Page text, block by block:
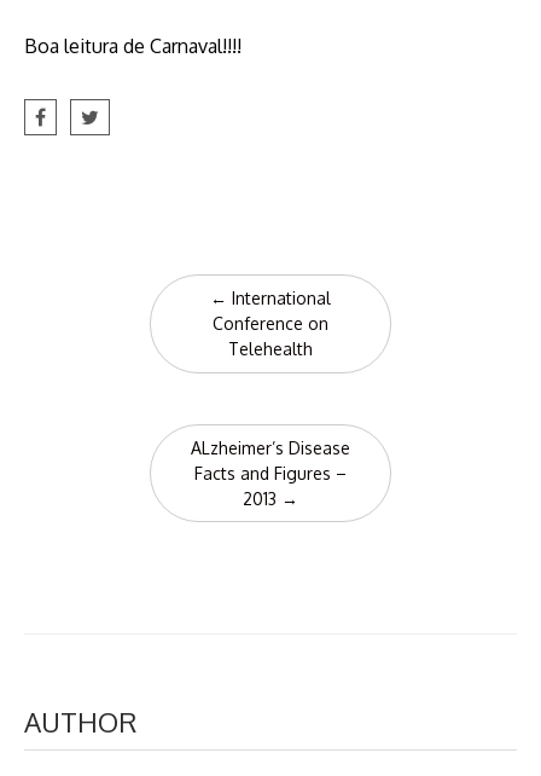
Boa leitura de Carnaval!!!!
navigation
← International
Conference on
Telehealth
ALzheimer’s Disease
Facts and Figures –
2013 →
AUTHOR